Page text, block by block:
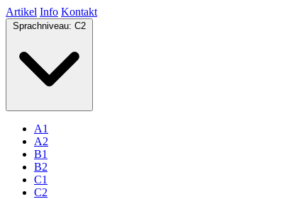
Artikel Info Kontakt
Sprachniveau: C2
A1
A2
B1
B2
C1
C2